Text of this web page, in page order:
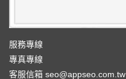
服務專線
專真專線
客服信箱 seo@appseo.com.tw